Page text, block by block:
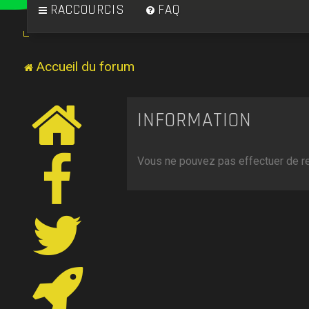
RACCOURCIS FAQ
Accueil du forum
INFORMATION
Vous ne pouvez pas effectuer de